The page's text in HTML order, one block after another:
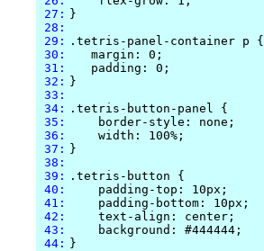
27:
28:
29:
30:
31:
32:
33:
34:
35:
36:
37:
38:
39:
40:
41:
42:
43:
44:
}
.tetris-panel-container p {
   margin: 0;
   padding: 0;
}
.tetris-button-panel {
    border-style: none;
    width: 100%;
}
.tetris-button {
    padding-top: 10px;
    padding-bottom: 10px;
    text-align: center;
    background: #444444;